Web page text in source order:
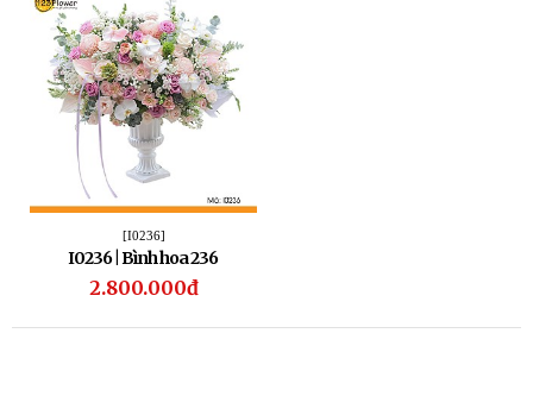
[I0236]
I0236 | Bình hoa 236
2.800.000đ